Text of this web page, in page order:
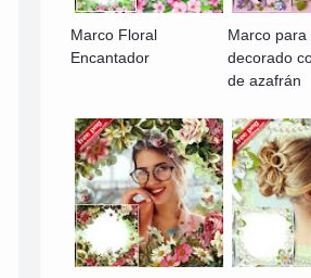
Marco Floral
Encantador
Marco para
decorado
de azafrán